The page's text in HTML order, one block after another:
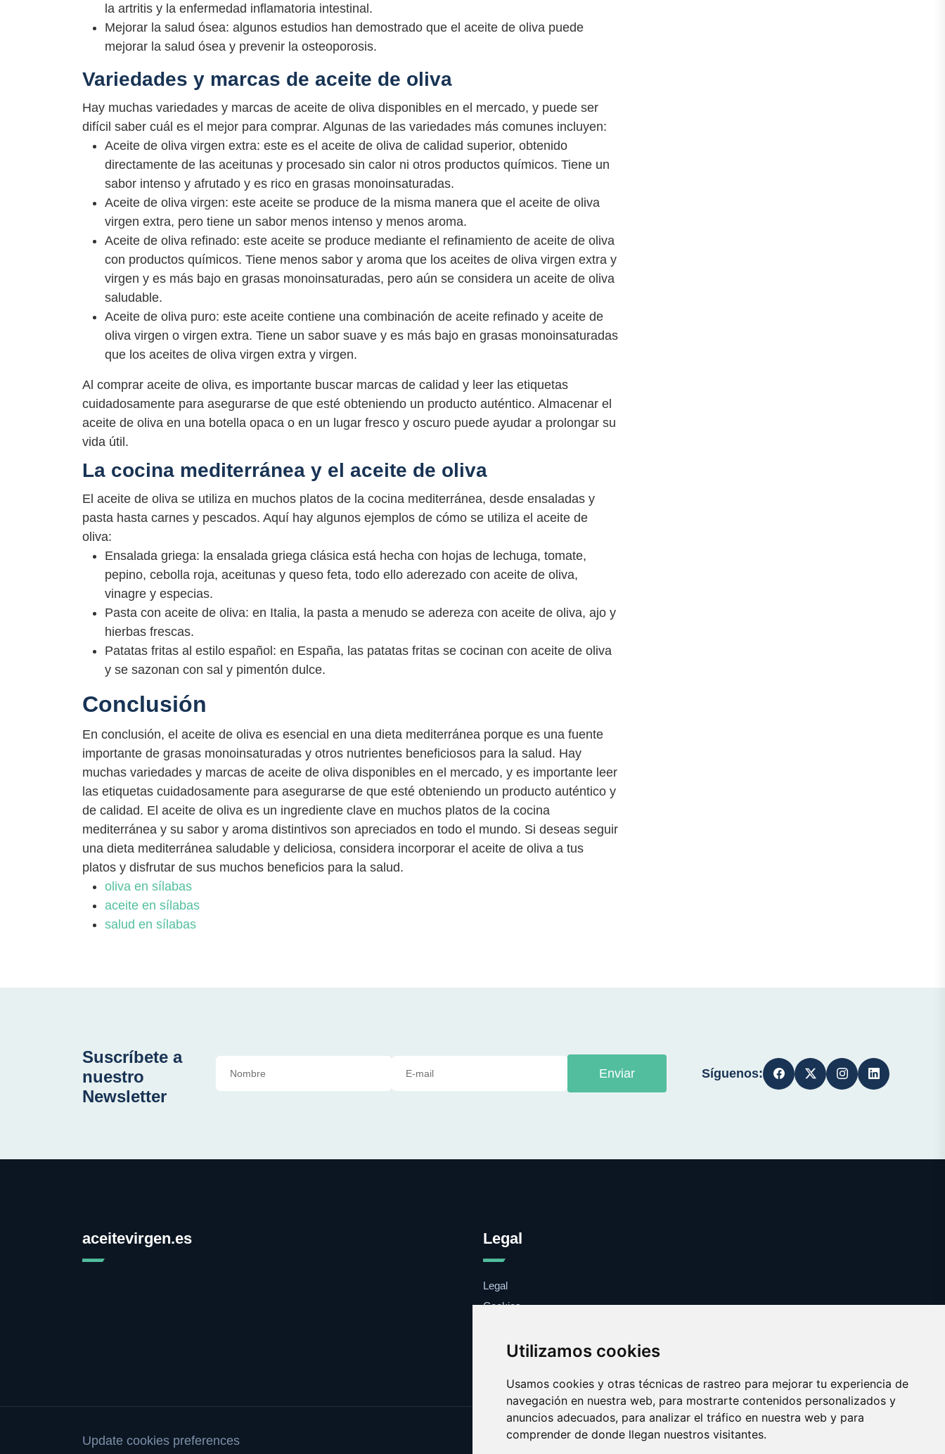
Utilizamos cookies
Usamos cookies y otras técnicas de rastreo para mejorar tu experiencia de
navegación en nuestra web, para mostrarte contenidos personalizados y
anuncios adecuados, para analizar el tráfico en nuestra web y para
comprender de donde llegan nuestros visitantes.
la artritis y la enfermedad inflamatoria intestinal.
Mejorar la salud ósea: algunos estudios han demostrado que el aceite de oliva puede
mejorar la salud ósea y prevenir la osteoporosis.
Variedades y marcas de aceite de oliva
Hay muchas variedades y marcas de aceite de oliva disponibles en el mercado, y puede ser
difícil saber cuál es el mejor para comprar. Algunas de las variedades más comunes incluyen:
Aceite de oliva virgen extra: este es el aceite de oliva de calidad superior, obtenido
directamente de las aceitunas y procesado sin calor ni otros productos químicos. Tiene un
sabor intenso y afrutado y es rico en grasas monoinsaturadas.
Aceite de oliva virgen: este aceite se produce de la misma manera que el aceite de oliva
virgen extra, pero tiene un sabor menos intenso y menos aroma.
Aceite de oliva refinado: este aceite se produce mediante el refinamiento de aceite de oliva
con productos químicos. Tiene menos sabor y aroma que los aceites de oliva virgen extra y
virgen y es más bajo en grasas monoinsaturadas, pero aún se considera un aceite de oliva
saludable.
Aceite de oliva puro: este aceite contiene una combinación de aceite refinado y aceite de
oliva virgen o virgen extra. Tiene un sabor suave y es más bajo en grasas monoinsaturadas
que los aceites de oliva virgen extra y virgen.
Al comprar aceite de oliva, es importante buscar marcas de calidad y leer las etiquetas
cuidadosamente para asegurarse de que esté obteniendo un producto auténtico. Almacenar el
aceite de oliva en una botella opaca o en un lugar fresco y oscuro puede ayudar a prolongar su
vida útil.
La cocina mediterránea y el aceite de oliva
El aceite de oliva se utiliza en muchos platos de la cocina mediterránea, desde ensaladas y
pasta hasta carnes y pescados. Aquí hay algunos ejemplos de cómo se utiliza el aceite de
oliva:
Ensalada griega: la ensalada griega clásica está hecha con hojas de lechuga, tomate,
pepino, cebolla roja, aceitunas y queso feta, todo ello aderezado con aceite de oliva,
vinagre y especias.
Pasta con aceite de oliva: en Italia, la pasta a menudo se adereza con aceite de oliva, ajo y
hierbas frescas.
Patatas fritas al estilo español: en España, las patatas fritas se cocinan con aceite de oliva
y se sazonan con sal y pimentón dulce.
Conclusión
En conclusión, el aceite de oliva es esencial en una dieta mediterránea porque es una fuente
importante de grasas monoinsaturadas y otros nutrientes beneficiosos para la salud. Hay
muchas variedades y marcas de aceite de oliva disponibles en el mercado, y es importante leer
las etiquetas cuidadosamente para asegurarse de que esté obteniendo un producto auténtico y
de calidad. El aceite de oliva es un ingrediente clave en muchos platos de la cocina
mediterránea y su sabor y aroma distintivos son apreciados en todo el mundo. Si deseas seguir
una dieta mediterránea saludable y deliciosa, considera incorporar el aceite de oliva a tus
platos y disfrutar de sus muchos beneficios para la salud.
oliva en sílabas
aceite en sílabas
salud en sílabas
Suscríbete a
nuestro
Newsletter
Enviar Síguenos:
aceitevirgen.es Legal
Legal
Cookies
Update cookies preferences
Copyright © 2025